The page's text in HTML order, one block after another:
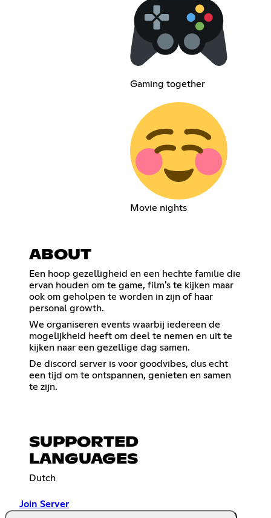
Gaming together
Movie nights
ABOUT
Een hoop gezelligheid en een hechte familie die
ervan houden om te game, film's te kijken maar
ook om geholpen te worden in zijn of haar
personal growth.
We organiseren events waarbij iedereen de
mogelijkheid heeft om deel te nemen en uit te
kijken naar een gezellige dag samen.
De discord server is voor goodvibes, dus echt
een tijd om te ontspannen, genieten en samen
te zijn.
SUPPORTED
LANGUAGES
Dutch
Join Server